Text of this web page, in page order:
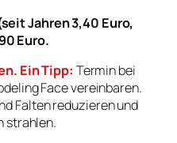
Jahren 3,40 Euro,
Euro.
Ein Tipp: Termin bei
Face vereinbaren.
Falten reduzieren und
strahlen.